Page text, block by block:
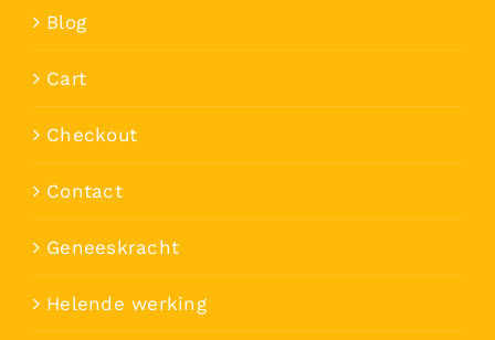
Blog
Cart
Checkout
Contact
Geneeskracht
Helende werking